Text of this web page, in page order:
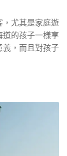
，尤其是家庭遊
道的孩子一樣享
義，而且對孩子